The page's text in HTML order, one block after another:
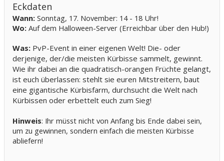
Eckdaten
Wann: Sonntag, 17. November: 14 - 18 Uhr!
Wo: Auf dem Halloween-Server (Erreichbar über den Hub!)
Was: PvP-Event in einer eigenen Welt! Die- oder
derjenige, der/die meisten Kürbisse sammelt, gewinnt.
Wie ihr dabei an die quadratisch-orangen Früchte gelangt,
ist euch überlassen: stehlt sie euren Mitstreitern, baut
eine gigantische Kürbisfarm, durchsucht die Welt nach
Kürbissen oder erbettelt euch zum Sieg!
Hinweis: Ihr müsst nicht von Anfang bis Ende dabei sein,
um zu gewinnen, sondern einfach die meisten Kürbisse
abliefern!